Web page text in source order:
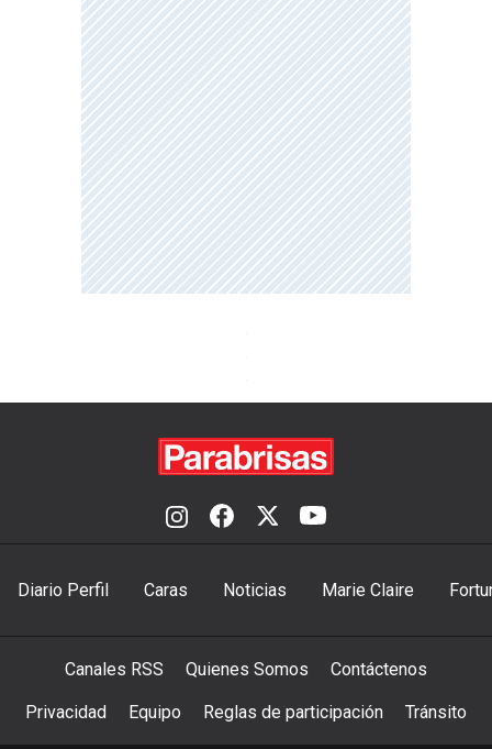
Diario Perfil Caras Noticias Marie Claire
Canales RSS Quienes Somos Contáctenos
Privacidad Equipo Reglas de participación Tránsito